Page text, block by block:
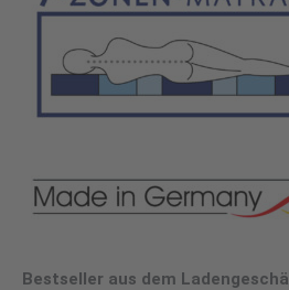
Bestseller aus dem